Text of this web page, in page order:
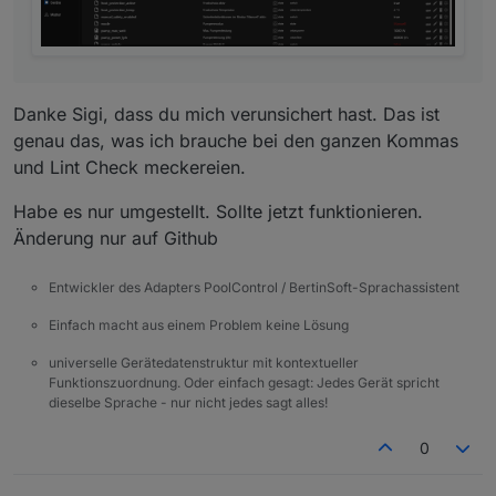
Danke Sigi, dass du mich verunsichert hast. Das ist
genau das, was ich brauche bei den ganzen Kommas
und Lint Check meckereien.
Habe es nur umgestellt. Sollte jetzt funktionieren.
Änderung nur auf Github
Entwickler des Adapters PoolControl / BertinSoft-Sprachassistent
Einfach macht aus einem Problem keine Lösung
universelle Gerätedatenstruktur mit kontextueller
Funktionszuordnung. Oder einfach gesagt: Jedes Gerät spricht
dieselbe Sprache - nur nicht jedes sagt alles!
0